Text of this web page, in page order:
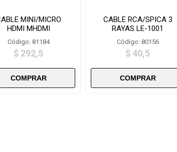
MINI/MICRO
HDMI MHDMI
Código: 81184
$ 292,5
CABLE RCA/SPICA 3
RAYAS LE-1001
Código: 80156
$ 40,5